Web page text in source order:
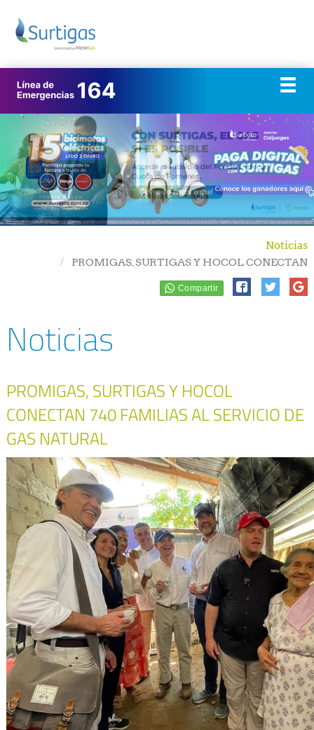
Noticias
PROMIGAS, SURTIGAS Y HOCOL CONECTAN
Noticias
PROMIGAS, SURTIGAS Y HOCOL
CONECTAN 740 FAMILIAS AL SERVICIO DE
GAS NATURAL